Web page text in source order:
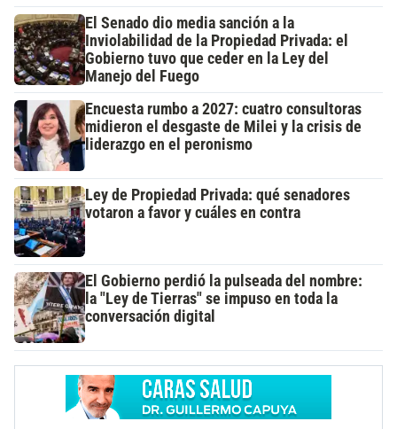
El Senado dio media sanción a la
Inviolabilidad de la Propiedad Privada: el
Gobierno tuvo que ceder en la Ley del
Manejo del Fuego
Encuesta rumbo a 2027: cuatro consultoras
midieron el desgaste de Milei y la crisis de
liderazgo en el peronismo
Ley de Propiedad Privada: qué senadores
votaron a favor y cuáles en contra
El Gobierno perdió la pulseada del nombre:
la "Ley de Tierras" se impuso en toda la
conversación digital